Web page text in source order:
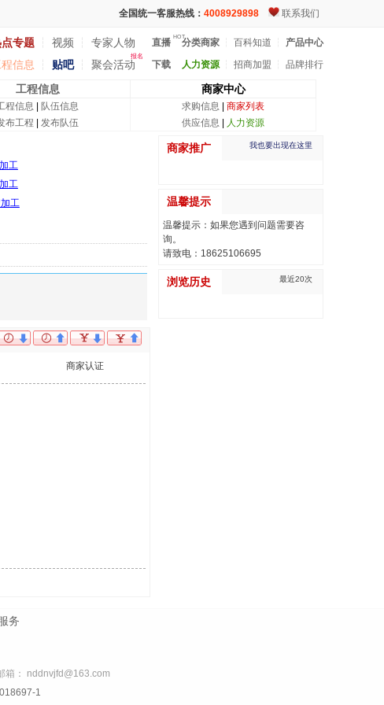
全国统一客服热线： 4008929898 联系我们
专题 视频
专家人物
信息 贴吧┆ 聚会活动
报名
直播
HOT
下载
分类商家 百科知道
产品中心
人力资源┆ 招商加盟 品牌排行
工程信息 商家中心
程信息
队伍信息
布工程
发布队伍
求购信息
商家列表
供应信息
人力资源
工
工
工
商家认证
商家推广 我也要出现在这里
温馨提示
温馨提示：如果您遇到问题需要咨
询。
请致电：18625106695
浏览历史 最近20次
务
箱： nddnvjfd@163.com
1